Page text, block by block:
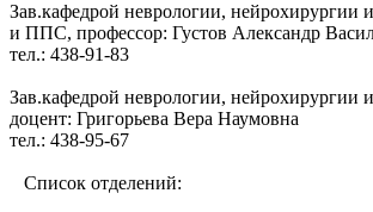
Зав.кафедрой неврологии,
и ППС, профессор: Густов Александр
тел.: 438-91-83
Зав.кафедрой неврологии, нейрохирургии
доцент: Григорьева Вера Наумовна
тел.: 438-95-67
Список отделений: